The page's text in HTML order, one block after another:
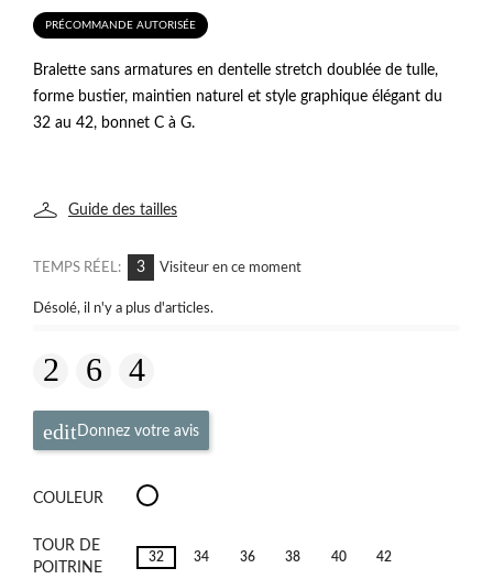
PRÉCOMMANDE AUTORISÉE
Bralette sans armatures en dentelle stretch doublée de tulle,
forme bustier, maintien naturel et style graphique élégant du
32 au 42, bonnet C à G.
Guide des tailles
TEMPS RÉEL: 6 Visiteur en ce moment
Désolé, il n'y a plus d'articles.
Donnez votre avis
COULEUR
Salerno
TOUR DE
POITRINE
32 34 36 38 40 42